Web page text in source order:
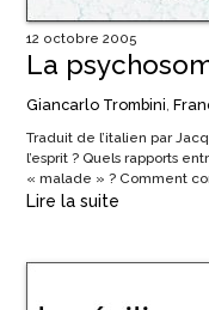
12 octobre 2005
La
Giancarlo Trombini,
Traduit de l’italien par
l’esprit ? Quels rapports
« malade » ? Comment
Lire la suite